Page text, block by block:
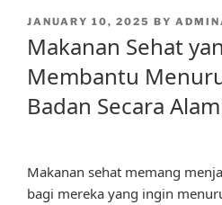
POSTED
JANUARY 10, 2025 BY
Makanan Sehat
Membantu
Badan Secara
Makanan sehat memang
bagi mereka yang ingin